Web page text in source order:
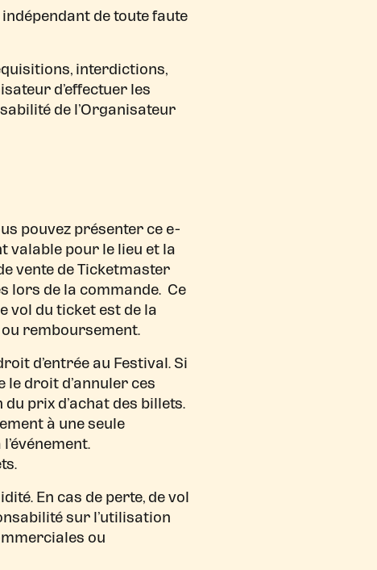
de toute faute
interdictions,
d’effectuer les
de l’Organisateur
pouvez présenter ce e-
pour le lieu et la
vente de Ticketmaster
lors de la commande. Ce
vol du ticket est de la
remboursement.
d’entrée au Festival. Si
droit d’annuler ces
prix d’achat des billets.
à une seule
En cas de perte, de vol
sur l’utilisation
ou